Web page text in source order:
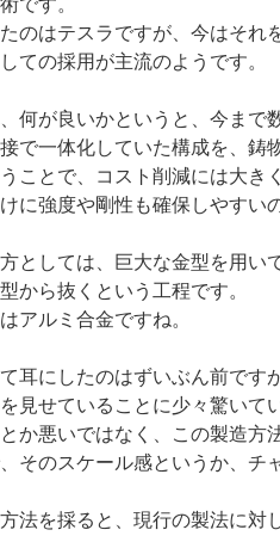
のはテスラですが、今はそれ
ての採用が主流のようです。
何が良いかというと、今まで
接で一体化していた構成を、鋳
ことで、コスト削減には大き
に強度や剛性も確保しやすい
としては、巨大な金型を用い
から抜くという工程です。
アルミ合金ですね。
耳にしたのはずいぶん前です
見せていることに少々驚いて
か悪いではなく、この製造方
そのスケール感というか、チ
法を採ると、現行の製法に対